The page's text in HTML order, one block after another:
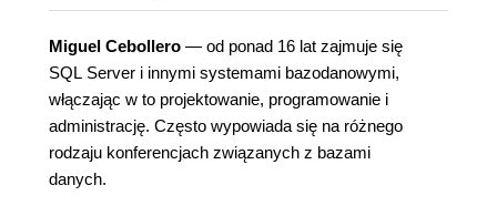
Miguel Cebollero — od ponad 16 lat zajmuje się
SQL Server i innymi systemami bazodanowymi,
włączając w to projektowanie, programowanie i
administrację. Często wypowiada się na różnego
rodzaju konferencjach związanych z bazami
danych.